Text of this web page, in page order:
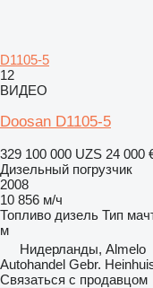
D1105-5
12
ВИДЕО
Doosan D1105-5
329 100 000 UZS 24 000
Дизельный погрузчик
2008
10 856 м/ч
Топливо дизель Тип
м
Нидерланды, Almelo
Autohandel Gebr.
Связаться с продавцом